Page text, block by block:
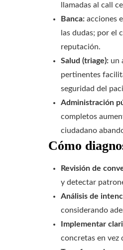
llamadas al call
Banca: acciones
las dudas; por el
reputación.
Salud (triage): un
pertinentes
seguridad del
Administración
completos
ciudadano
Cómo
Revisión de
y detectar
Análisis de
considerando
Implementar
concretas en vez